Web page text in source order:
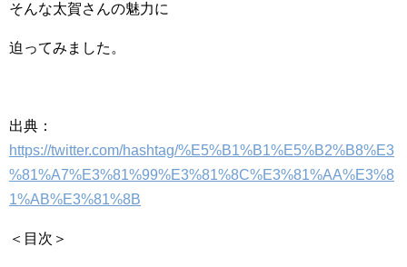
そんな太賀さんの魅力に
迫ってみました。
出典：
https://twitter.com/hashtag/%E5%B1%B1%E5%B2%B8%E3
%81%A7%E3%81%99%E3%81%8C%E3%81%AA%E3%8
1%AB%E3%81%8B
＜目次＞